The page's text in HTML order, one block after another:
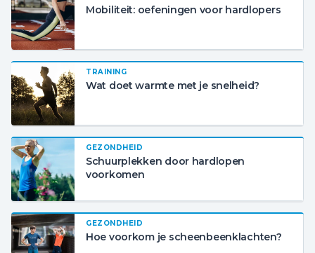
Mobiliteit: oefeningen voor hardlopers
TRAINING
Wat doet warmte met je snelheid?
GEZONDHEID
Schuurplekken door hardlopen
voorkomen
GEZONDHEID
Hoe voorkom je scheenbeenklachten?